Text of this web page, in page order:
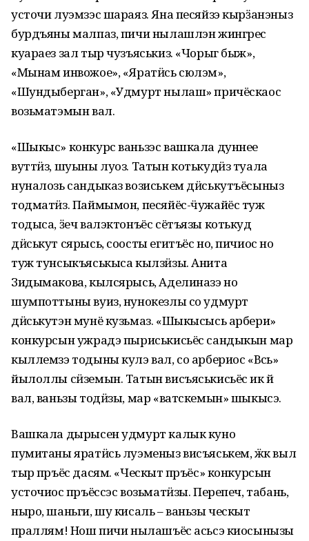
усточи луэмзэс шараяз. Яна песяйзэ кырӟанэныз
бурдъяны малпаз, пичи нылашлэн жингрес
куараез зал тыр чузъяськиз. «Чорыг быж»,
«Мынам инвожое», «Яратӥсь сюлэм»,
«Шундыберган», «Удмурт нылаш» причёскаос
возьматэмын вал.
«Шыкыс» конкурс ваньзэс вашкала дуннее
вуттӥз, шуыны луоз. Татын котькудӥз туала
нуналозь сандыказ возиськем дӥськутъёсыныз
тодматӥз. Паймымон, песяйёс-ӵужайёс туж
тодыса, ӟеч валэктонъёс сётъязы котькуд
дӥськут сярысь, соосты егитъёс но, пичиос но
туж тунсыкъяськыса кылзӥзы. Анита
Зидымакова, кылсярысь, Аделиназэ но
шумпоттыны вуиз, нунокезлы со удмурт
дӥськутэн мунё кузьмаз. «Шыкысысь арбери»
конкурсын ужрадэ пыриськисьёс сандыкын мар
кыллемзэ тодыны кулэ вал, со арбериос «Вӧсь»
йылоллы сӥземын. Татын висъяськисьёс ик ӧй
вал, ваньзы тодӥзы, мар «ватскемын» шыкысэ.
Вашкала дырысен удмурт калык куно
пумитаны яратӥсь луэменыз висъяськем, ӝӧк выл
тыр пӧръёс дасям. «Ческыт пӧръёс» конкурсын
усточиос пӧръёссэс возьматӥзы. Перепеч, табань,
ныро, шаньги, шу кисаль – ваньзы ческыт
пӧраллям! Нош пичи нылашъёс асьсэ киосынызы